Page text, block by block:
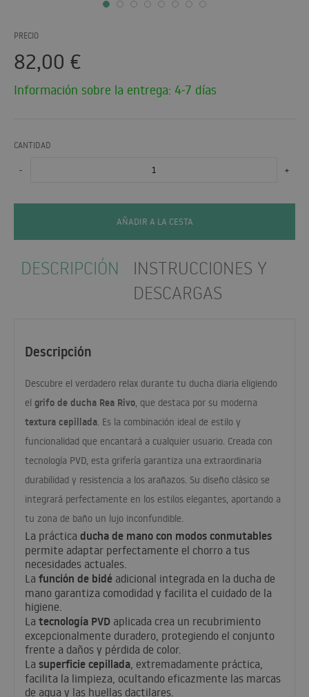
PRECIO
82,00 €
Información sobre la entrega: 4-7 días
CANTIDAD
- +
AÑADIR A LA CESTA
DESCRIPCIÓN
INSTRUCCIONES Y
DESCARGAS
Descripción
Descubre el verdadero relax durante tu ducha diaria eligiendo
el grifo de ducha Rea Rivo, que destaca por su moderna
textura cepillada. Es la combinación ideal de estilo y
funcionalidad que encantará a cualquier usuario. Creada con
tecnología PVD, esta grifería garantiza una extraordinaria
durabilidad y resistencia a los arañazos. Su diseño clásico se
integrará perfectamente en los estilos elegantes, aportando a
tu zona de baño un lujo inconfundible.
La práctica ducha de mano con modos conmutables
permite adaptar perfectamente el chorro a tus
necesidades actuales.
La función de bidé adicional integrada en la ducha de
mano garantiza comodidad y facilita el cuidado de la
higiene.
La tecnología PVD aplicada crea un recubrimiento
excepcionalmente duradero, protegiendo el conjunto
frente a daños y pérdida de color.
La superficie cepillada , extremadamente práctica,
facilita la limpieza, ocultando eficazmente las marcas
de agua y las huellas dactilares.